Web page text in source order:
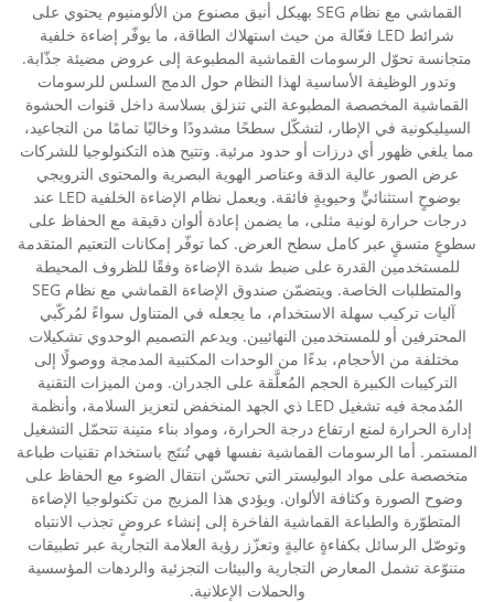
القماشي مع نظام SEG بهيكل أنيق مصنوع من الألومنيوم يحتوي على
شرائط LED فعّالة من حيث استهلاك الطاقة، ما يوفّر إضاءة خلفية
متجانسة تحوّل الرسومات القماشية المطبوعة إلى عروض مضيئة جذّابة.
وتدور الوظيفة الأساسية لهذا النظام حول الدمج السلس للرسومات
القماشية المخصصة المطبوعة التي تنزلق بسلاسة داخل قنوات الحشوة
السيليكونية في الإطار، لتشكّل سطحًا مشدودًا وخاليًا تمامًا من التجاعيد،
مما يلغي ظهور أي درزات أو حدود مرئية. وتتيح هذه التكنولوجيا للشركات
عرض الصور عالية الدقة وعناصر الهوية البصرية والمحتوى الترويجي
بوضوحٍ استثنائيٍّ وحيويةٍ فائقة. ويعمل نظام الإضاءة الخلفية LED عند
درجات حرارة لونية مثلى، ما يضمن إعادة ألوان دقيقة مع الحفاظ على
سطوعٍ متسقٍ عبر كامل سطح العرض. كما توفّر إمكانات التعتيم المتقدمة
للمستخدمين القدرة على ضبط شدة الإضاءة وفقًا للظروف المحيطة
والمتطلبات الخاصة. ويتضمّن صندوق الإضاءة القماشي مع نظام SEG
آليات تركيب سهلة الاستخدام، ما يجعله في المتناول سواءً لمُركّبي
المحترفين أو للمستخدمين النهائيين. ويدعم التصميم الوحدوي تشكيلات
مختلفة من الأحجام، بدءًا من الوحدات المكتبية المدمجة ووصولًا إلى
التركيبات الكبيرة الحجم المُعلَّقة على الجدران. ومن الميزات التقنية
المُدمجة فيه تشغيل LED ذي الجهد المنخفض لتعزيز السلامة، وأنظمة
إدارة الحرارة لمنع ارتفاع درجة الحرارة، ومواد بناء متينة تتحمّل التشغيل
المستمر. أما الرسومات القماشية نفسها فهي تُنتَج باستخدام تقنيات طباعة
متخصصة على مواد البوليستر التي تحسّن انتقال الضوء مع الحفاظ على
وضوح الصورة وكثافة الألوان. ويؤدي هذا المزيج من تكنولوجيا الإضاءة
المتطوّرة والطباعة القماشية الفاخرة إلى إنشاء عروضٍ تجذب الانتباه
وتوصّل الرسائل بكفاءةٍ عاليةٍ وتعزّز رؤية العلامة التجارية عبر تطبيقات
متنوّعة تشمل المعارض التجارية والبيئات التجزئية والردهات المؤسسية
والحملات الإعلانية.